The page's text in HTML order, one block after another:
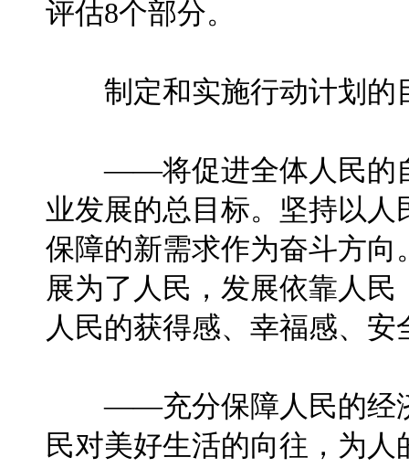
评估8个部分。
制定和实施行动计划的
——将促进全体人民的自
业发展的总目标。坚持以
保障的新需求作为奋斗方
展为了人民，发展依靠人
人民的获得感、幸福感、安
——充分保障人民的经济
民对美好生活的向往，为